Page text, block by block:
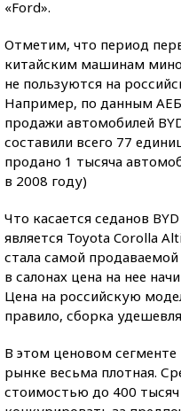
«Ford».
Отметим, что период
китайским машинам
не пользуются на
Например, по данным
продажи автомобилей
составили всего 77
продано 1 тысяча
в 2008 году)
Что касается седанов
является Toyota Corolla
стала самой
в салонах цена на нее
Цена на российскую
правило, сборка
В этом ценовом
рынке весьма плотная.
стоимостью до 400